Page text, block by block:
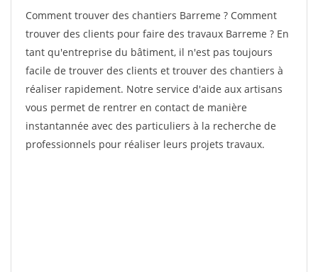
Comment trouver des chantiers Barreme ? Comment
trouver des clients pour faire des travaux Barreme ? En
tant qu'entreprise du bâtiment, il n'est pas toujours
facile de trouver des clients et trouver des chantiers à
réaliser rapidement. Notre service d'aide aux artisans
vous permet de rentrer en contact de manière
instantannée avec des particuliers à la recherche de
professionnels pour réaliser leurs projets travaux.